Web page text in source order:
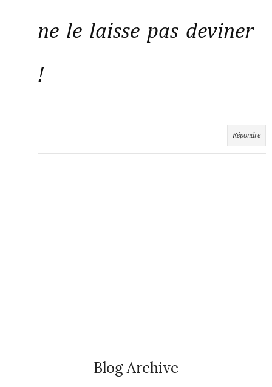
ne le laisse pas deviner
!
Répondre
Blog Archive